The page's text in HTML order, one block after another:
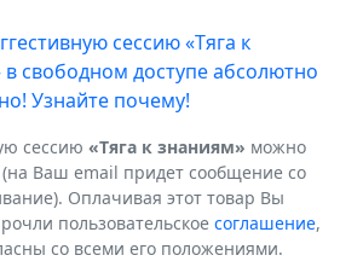
сессию «Тяга к
свободном доступе абсолютно
Узнайте почему!
сессию «Тяга к знаниям» можно
(на Ваш email придет сообщение со
Оплачивая этот товар Вы
пользовательское соглашение,
со всеми его положениями.